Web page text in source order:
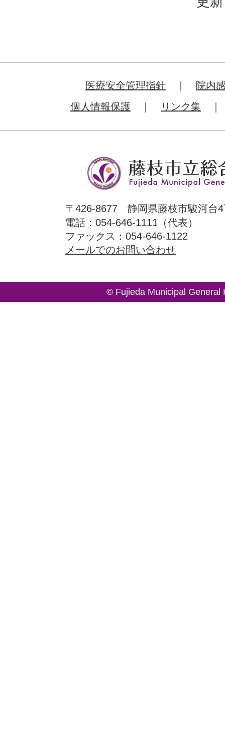
医療安全管理指針
院内
個人情報保護
リンク集
〒426-8677 静岡県藤枝市駿河台4
電話：054-646-1111（代表）
ファックス：054-646-1122
メールでのお問い合わせ
© Fujieda Municipal General